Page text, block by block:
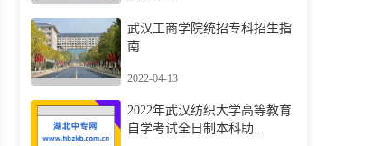
武汉工商学院统招专科招生指
南
2022-04-13
2022年武汉纺织大学高等教育
自学考试全日制本科助...